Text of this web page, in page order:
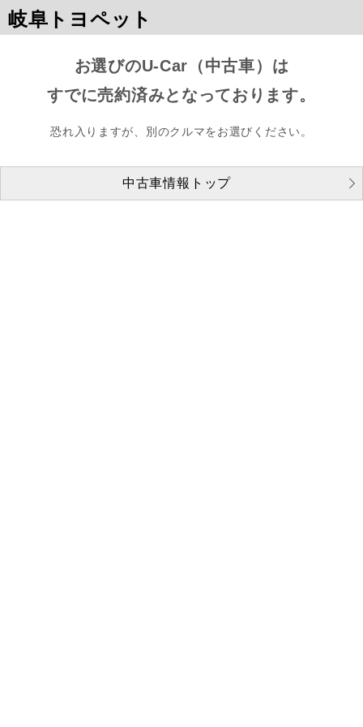
岐阜トヨペット
お選びのU-Car（中古車）は
すでに売約済みとなっております。
恐れ入りますが、別のクルマをお選びください。
中古車情報トップ